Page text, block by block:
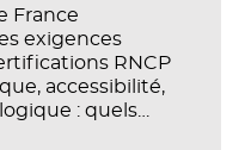
France
exigences
RNCP
accessibilité,
: quels
référentiels dans